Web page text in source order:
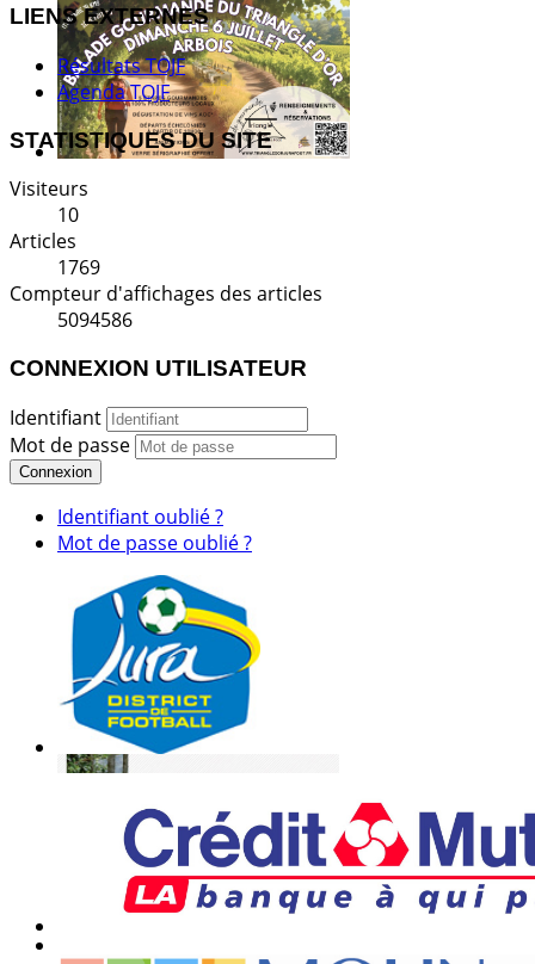
LIENS EXTERNES
Résultats TOJF
Agenda TOJF
STATISTIQUES DU SITE
Visiteurs
10
Articles
1769
Compteur d'affichages des articles
5094586
CONNEXION UTILISATEUR
Identifiant
Mot de passe
Connexion
Identifiant oublié ?
Mot de passe oublié ?